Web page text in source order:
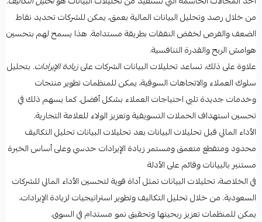
من خلال رصد وتحليل البيانات المالية بعمق، يمكن للشركات تحديد نقاط
الضعف والفرص لخفض النفقات بطريقة مستدامة. هذا يسمح لهم بتحسين
هوامش الربح والقدرة التنافسية.
علاوة على ذلك، تساعد تحليلات البيانات الشركات علىزيادة الإيرادات. بتحليل
سلوك العملاء والاتجاهات السوقية، يمكن للمنظمات تطوير منتجات
وخدمات جديدة تلبي احتياجات العملاء بشكل أفضل. كما يسهم ذلك في
تحسين استهداف الحملات التسويقية وتعزيز الولاء للعلامة التجارية.
الأداء المالي قبل تحليلات البيانات بعد تحليلات البيانات تحليل التكاليف
محدود ومتقطع متعمق ومستمر زيادة الإيرادات حدسي وعلى أساس الخبرة
مستنير بالبيانات وقائم على الأدلة
في الخلاصة، تحليلات البيانات تمثل أداة قوية لتحسين الأداء المالي للشركات
السعودية. من خلال تحليل التكاليف وتطوير استراتيجيات لزيادة الإيرادات،
يمكن للمنظمات تعزيز ربحيتها وتحقيق نمو مستدام في السوق.